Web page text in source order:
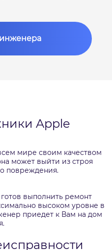
Apple
мире своим качеством
может выйти из строя
повреждения.
выполнить ремонт
высоком уровне в
приедет к Вам на дом